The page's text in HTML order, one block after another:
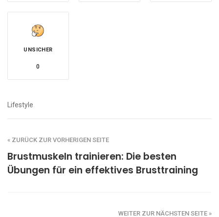
UNSICHER
0
Lifestyle
« ZURÜCK ZUR VORHERIGEN SEITE
Brustmuskeln trainieren: Die besten
Übungen für ein effektives Brusttraining
WEITER ZUR NÄCHSTEN SEITE »